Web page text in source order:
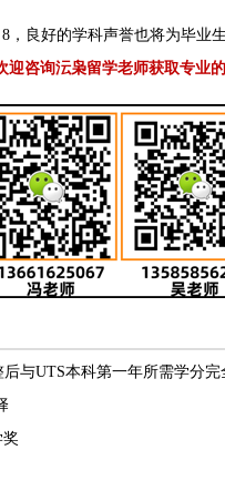
良好的学科声誉也将为毕业
咨询沄枭留学老师获取专业
与UTS本科第一年所需学分完